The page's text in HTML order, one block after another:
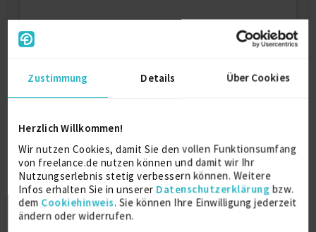
Zustimmung Details Über Cookies
Herzlich Willkommen!
Wir nutzen Cookies, damit Sie den vollen Funktionsumfang
von freelance.de nutzen können und damit wir Ihr
Nutzungserlebnis stetig verbessern können. Weitere
Infos erhalten Sie in unserer Datenschutzerklärung bzw.
dem Cookiehinweis. Sie können Ihre Einwilligung jederzeit
ändern oder widerrufen.
Kontaktdaten
Als registriertes Mitglied von freelance.de können
Sie sich direkt auf dieses Projekt bewerben.
Kostenlos registrieren
Top-Auftraggeber